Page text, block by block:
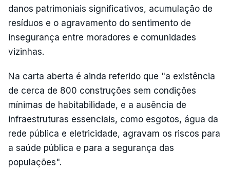
danos patrimoniais significativos, acumulação de
resíduos e o agravamento do sentimento de
insegurança entre moradores e comunidades
vizinhas.
Na carta aberta é ainda referido que "a existência
de cerca de 800 construções sem condições
mínimas de habitabilidade, e a ausência de
infraestruturas essenciais, como esgotos, água da
rede pública e eletricidade, agravam os riscos para
a saúde pública e para a segurança das
populações".